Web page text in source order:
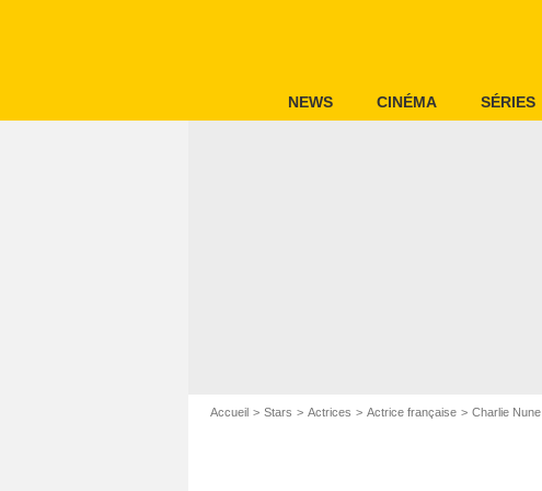
NEWS CINÉMA SÉRIES
Accueil Stars Actrices Actrice française Charlie Nune